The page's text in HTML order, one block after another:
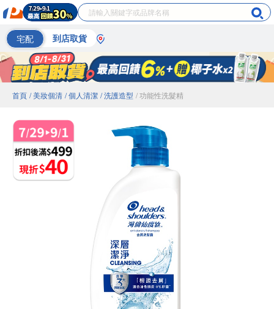
宅配 到店取貨
首頁 / 美妝個清 / 個人清潔 / 洗護造型 / 功能性洗髮精